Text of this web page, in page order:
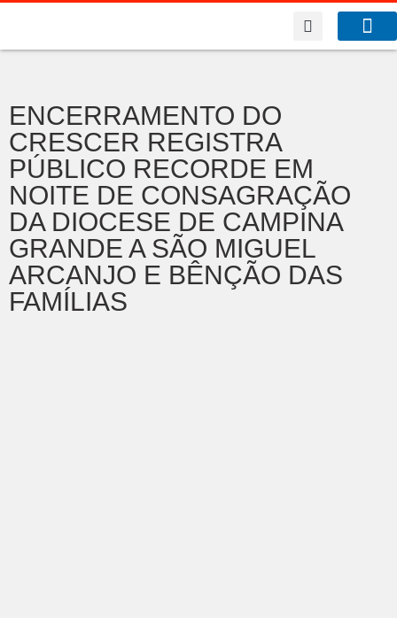
ENCERRAMENTO DO
CRESCER REGISTRA
PÚBLICO RECORDE EM
NOITE DE CONSAGRAÇÃO
DA DIOCESE DE CAMPINA
GRANDE A SÃO MIGUEL
ARCANJO E BÊNÇÃO DAS
FAMÍLIAS